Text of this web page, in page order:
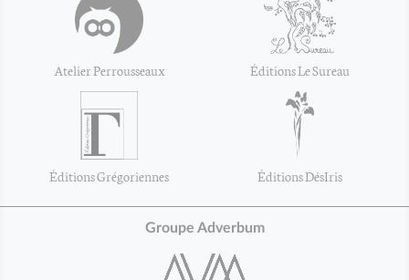
Atelier Perrousseaux Éditions Le Sureau
Éditions Grégoriennes Éditions DésIris
Groupe Adverbum